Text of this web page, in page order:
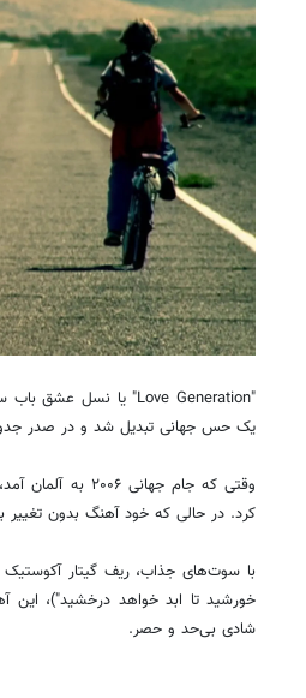
یک حس جهانی تبدیل شد و در صدر
وقتی که جام
کرد. در حالی که خود آهنگ بدون تغییر
با سوت‌های جذاب، ریف گیتار آکوستیک
خورشید تا ابد خواهد درخشید")،
شادی بی‌حد و حصر.